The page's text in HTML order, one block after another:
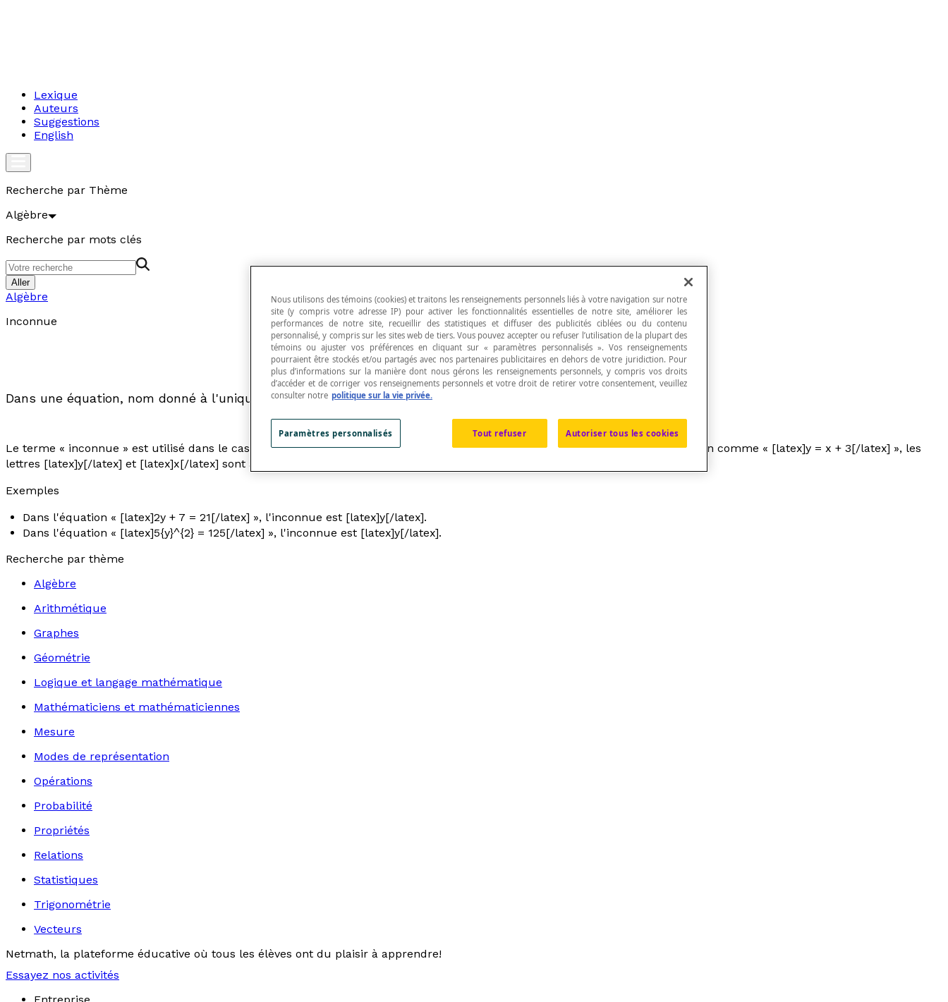
Lexique
Auteurs
Suggestions
English
Recherche par Thème
Algèbre
Recherche par mots clés
Aller
Algèbre
Inconnue
Dans une équation, nom donné à l'unique terme manquant.
Le terme « inconnue » est utilisé dans le cas d'une relation dans laquelle il n'y a qu'un seul terme manquant. Dans une équation comme « [latex]y = x + 3[/latex] », les
lettres [latex]y[/latex] et [latex]x[/latex] sont appelées des
Exemples
Dans l'équation « [latex]2y + 7 = 21[/latex] », l'inconnue est [latex]y[/latex].
Dans l'équation « [latex]5{y}^{2} = 125[/latex] », l'inconnue est [latex]y[/latex].
Recherche par thème
Algèbre
Arithmétique
Graphes
Géométrie
Logique et langage mathématique
Mathématiciens et mathématiciennes
Mesure
Modes de représentation
Opérations
Probabilité
Propriétés
Relations
Statistiques
Trigonométrie
Vecteurs
Netmath, la plateforme éducative où tous les élèves ont du plaisir à apprendre!
Essayez nos activités
Nous utilisons des témoins (cookies) et traitons les renseignements personnels liés à votre navigation sur notre
site (y compris votre adresse IP) pour activer les fonctionnalités essentielles de notre site, améliorer les
performances de notre site, recueillir des statistiques et diffuser des publicités ciblées ou du contenu
personnalisé, y compris sur les sites web de tiers. Vous pouvez accepter ou refuser l’utilisation de la plupart des
témoins ou ajuster vos préférences en cliquant sur « paramètres personnalisés ». Vos renseignements
pourraient être stockés et/ou partagés avec nos partenaires publicitaires en dehors de votre juridiction. Pour
plus d’informations sur la manière dont nous gérons les renseignements personnels, y compris vos droits
d’accéder et de corriger vos renseignements personnels et votre droit de retirer votre consentement, veuillez
consulter notre politique sur la vie privée.
Tout refuser Autoriser tous les cookies
Paramètres personnalisés